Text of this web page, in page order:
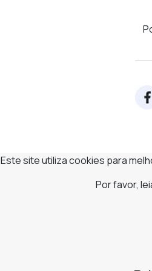
Este site utiliza cookies para
Por favor,